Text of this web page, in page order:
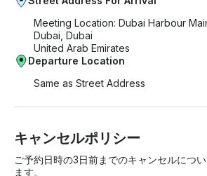
Meeting Location: Dubai Harbour
Dubai, Dubai
United Arab Emirates
Departure Location
Same as Street Address
キャンセルポリシー
ご予約日時の3日前までのキャンセルにつ
ます。